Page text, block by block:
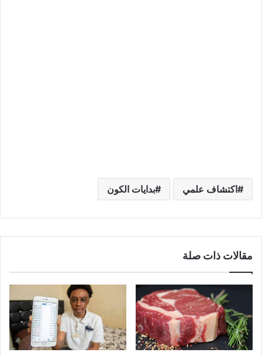
اكتشاف علمي بدايات الكون
مقالات ذات صلة